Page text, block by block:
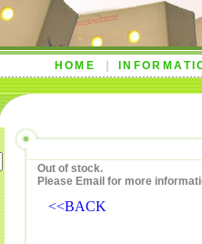
HOME
Out of stock.
Please Email for more
<<BACK